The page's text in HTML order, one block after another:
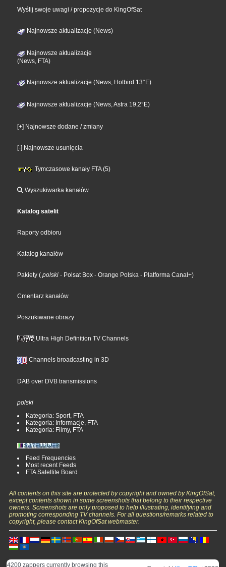
Wyślij swoje uwagi / propozycje do KingOfSat
Najnowsze aktualizacje (News)
Najnowsze aktualizacje
(News, FTA)
Najnowsze aktualizacje (News, Hotbird 13°E)
Najnowsze aktualizacje (News, Astra 19,2°E)
[+] Najnowsze dodane / zmiany
[-] Najnowsze usunięcia
Tymczasowe kanały FTA (5)
Wyszukiwarka kanałów
Katalog satelit
Raporty odbioru
Katalog kanałów
Pakiety ( polski - Polsat Box - Orange Polska - Platforma Canal+)
Cmentarz kanałów
Poszukiwane obrazy
Ultra High Definition TV Channels
Channels broadcasting in 3D
DAB over DVB transmissions
polski
Kategoria: Sport, FTA
Kategoria: Informacje, FTA
Kategoria: Filmy, FTA
Feed Frequencies
Most recent Feeds
FTA Satellite Board
All contents on this site are protected by copyright and owned by KingOfSat,
except contents shown in some screenshots that belong to their respective
owners. Screenshots are only proposed to help illustrating, identifying and
promoting corresponding TV channels. For all questions/remarks related to
copyright, please contact KingOfSat webmaster.
4200 zappers currently browsing this